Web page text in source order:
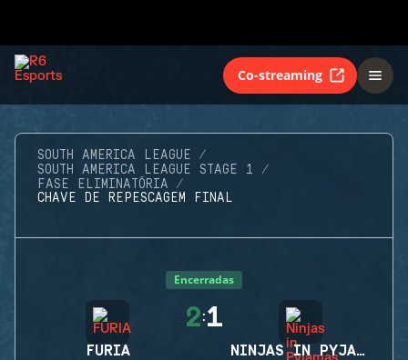
Co-streaming
SOUTH AMERICA LEAGUE
SOUTH AMERICA LEAGUE STAGE 1
FASE ELIMINATÓRIA
CHAVE DE REPESCAGEM FINAL
Encerradas
FURIA
2:1
NINJAS IN PYJAMAS